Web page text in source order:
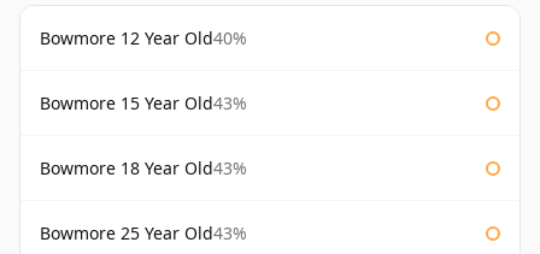
Bowmore 12 Year Old40%
Bowmore 15 Year Old43%
Bowmore 18 Year Old43%
Bowmore 25 Year Old43%